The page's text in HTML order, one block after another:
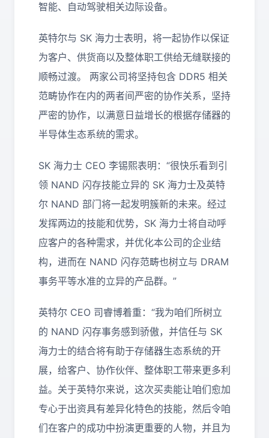
智能、自动驾驶相关边际设备。
英特尔与 SK 海力士表明，将一起协作以保证
为客户、供货商以及整体职工供给无缝联接的
顺畅过渡。 两家公司将坚持包含 DDR5 相关
范畴协作在内的两者间严密的协作关系，坚持
严密的协作，以满意日益增长的根据存储器的
半导体生态系统的需求。
SK 海力士 CEO 李锡熙表明：“很快乐看到引
领 NAND 闪存技能立异的 SK 海力士及英特
尔 NAND 部门将一起发明簇新的未来。经过
发挥两边的技能和优势，SK 海力士将自动呼
应客户的各种需求，并优化本公司的企业结
构，进而在 NAND 闪存范畴也树立与 DRAM
事务平等水准的立异的产品群。”
英特尔 CEO 司睿博着重：“我为咱们所树立
的 NAND 闪存事务感到骄傲，并信任与 SK
海力士的结合将有助于存储器生态系统的开
展，给客户、协作伙伴、整体职工带来更多利
益。关于英特尔来说，这次买卖能让咱们愈加
专心于出资具有差异化特色的技能，然后令咱
们在客户的成功中扮演更重要的人物，并且为